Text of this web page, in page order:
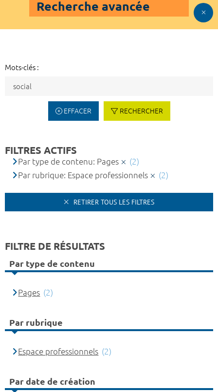
Recherche avancée
Mots-clés :
EFFACER RECHERCHER
FILTRES ACTIFS
Par type de contenu: Pages
(2)
Par rubrique: Espace professionnels
(2)
RETIRER TOUS LES FILTRES
FILTRE DE RÉSULTATS
Par type de contenu
Pages (2)
Par rubrique
Espace professionnels (2)
Par date de création